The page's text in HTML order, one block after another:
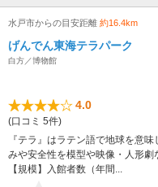
水戸市からの目安距離 約16.4km
げんでん東海テラパーク
白方／博物館
4.0
(口コミ 5件)
『テラ』はラテン語で地球を意
みや安全性を模型や映像・人形
【規模】入館者数（年間...